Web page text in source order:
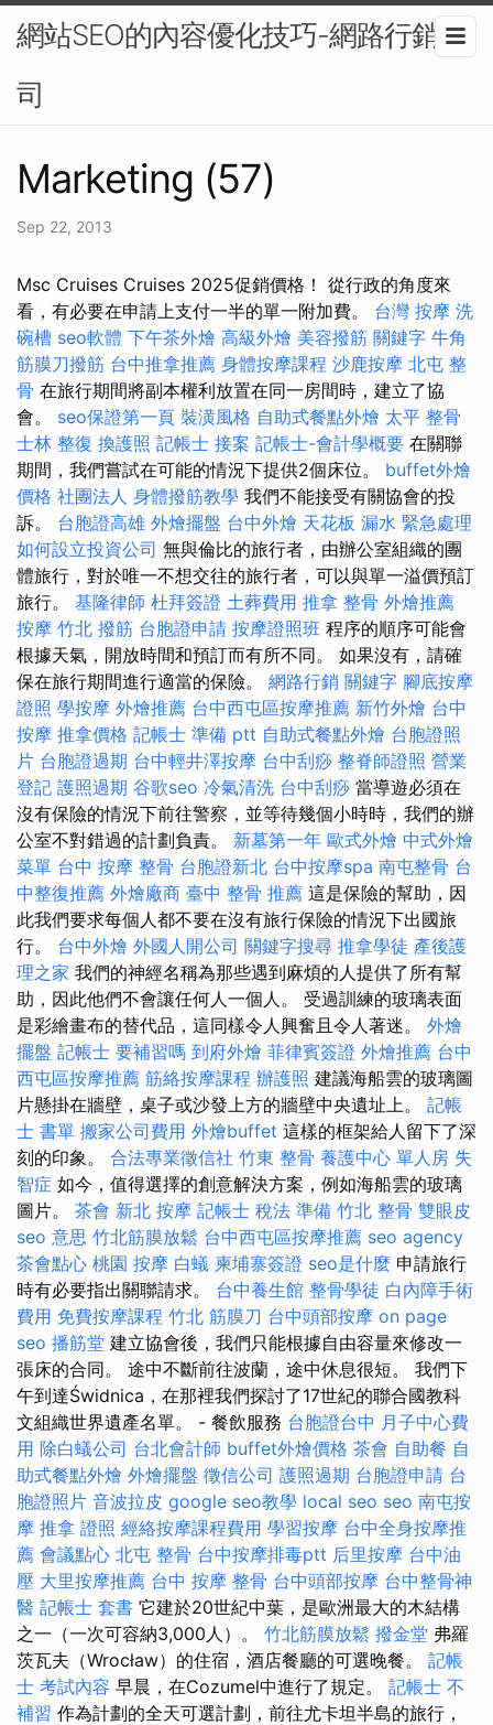
網站SEO的內容優化技巧-網路行銷公
司
Marketing (57)
Sep 22, 2013
Msc Cruises Cruises 2025促銷價格！ 從行政的角度來
看，有必要在申請上支付一半的單一附加費。 台灣 按摩 洗
碗槽 seo軟體 下午茶外燴 高級外燴 美容撥筋 關鍵字 牛角
筋膜刀撥筋 台中推拿推薦 身體按摩課程 沙鹿按摩 北屯 整
骨 在旅行期間將副本權利放置在同一房間時，建立了協
會。 seo保證第一頁 裝潢風格 自助式餐點外燴 太平 整骨
士林 整復 換護照 記帳士 接案 記帳士-會計學概要 在關聯
期間，我們嘗試在可能的情況下提供2個床位。 buffet外燴
價格 社團法人 身體撥筋教學 我們不能接受有關協會的投
訴。 台胞證高雄 外燴擺盤 台中外燴 天花板 漏水 緊急處理
如何設立投資公司 無與倫比的旅行者，由辦公室組織的團
體旅行，對於唯一不想交往的旅行者，可以與單一溢價預訂
旅行。 基隆律師 杜拜簽證 土葬費用 推拿 整骨 外燴推薦
按摩 竹北 撥筋 台胞證申請 按摩證照班 程序的順序可能會
根據天氣，開放時間和預訂而有所不同。 如果沒有，請確
保在旅行期間進行適當的保險。 網路行銷 關鍵字 腳底按摩
證照 學按摩 外燴推薦 台中西屯區按摩推薦 新竹外燴 台中
按摩 推拿價格 記帳士 準備 ptt 自助式餐點外燴 台胞證照
片 台胞證過期 台中輕井澤按摩 台中刮痧 整脊師證照 營業
登記 護照過期 谷歌seo 冷氣清洗 台中刮痧 當導遊必須在
沒有保險的情況下前往警察，並等待幾個小時時，我們的辦
公室不對錯過的計劃負責。 新墓第一年 歐式外燴 中式外燴
菜單 台中 按摩 整骨 台胞證新北 台中按摩spa 南屯整骨 台
中整復推薦 外燴廠商 臺中 整骨 推薦 這是保險的幫助，因
此我們要求每個人都不要在沒有旅行保險的情況下出國旅
行。 台中外燴 外國人開公司 關鍵字搜尋 推拿學徒 產後護
理之家 我們的神經名稱為那些遇到麻煩的人提供了所有幫
助，因此他們不會讓任何人一個人。 受過訓練的玻璃表面
是彩繪畫布的替代品，這同樣令人興奮且令人著迷。 外燴
擺盤 記帳士 要補習嗎 到府外燴 菲律賓簽證 外燴推薦 台中
西屯區按摩推薦 筋絡按摩課程 辦護照 建議海船雲的玻璃圖
片懸掛在牆壁，桌子或沙發上方的牆壁中央遺址上。 記帳
士 書單 搬家公司費用 外燴buffet 這樣的框架給人留下了深
刻的印象。 合法專業徵信社 竹東 整骨 養護中心 單人房 失
智症 如今，值得選擇的創意解決方案，例如海船雲的玻璃
圖片。 茶會 新北 按摩 記帳士 稅法 準備 竹北 整骨 雙眼皮
seo 意思 竹北筋膜放鬆 台中西屯區按摩推薦 seo agency
茶會點心 桃園 按摩 白蟻 柬埔寨簽證 seo是什麼 申請旅行
時有必要指出關聯請求。 台中養生館 整骨學徒 白內障手術
費用 免費按摩課程 竹北 筋膜刀 台中頭部按摩 on page
seo 播筋堂 建立協會後，我們只能根據自由容量來修改一
張床的合同。 途中不斷前往波蘭，途中休息很短。 我們下
午到達Świdnica，在那裡我們探討了17世紀的聯合國教科
文組織世界遺產名單。 - 餐飲服務 台胞證台中 月子中心費
用 除白蟻公司 台北會計師 buffet外燴價格 茶會 自助餐 自
助式餐點外燴 外燴擺盤 徵信公司 護照過期 台胞證申請 台
胞證照片 音波拉皮 google seo教學 local seo seo 南屯按
摩 推拿 證照 經絡按摩課程費用 學習按摩 台中全身按摩推
薦 會議點心 北屯 整骨 台中按摩排毒ptt 后里按摩 台中油
壓 大里按摩推薦 台中 按摩 整骨 台中頭部按摩 台中整骨神
醫 記帳士 套書 它建於20世紀中葉，是歐洲最大的木結構
之一（一次可容納3,000人）。 竹北筋膜放鬆 撥金堂 弗羅
茨瓦夫（Wrocław）的住宿，酒店餐廳的可選晚餐。 記帳
士 考試內容 早晨，在Cozumel中進行了規定。 記帳士 不
補習 作為計劃的全天可選計劃，前往尤卡坦半島的旅行，